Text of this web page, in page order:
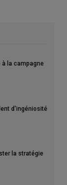
à la campagne
d'ingéniosité
la stratégie